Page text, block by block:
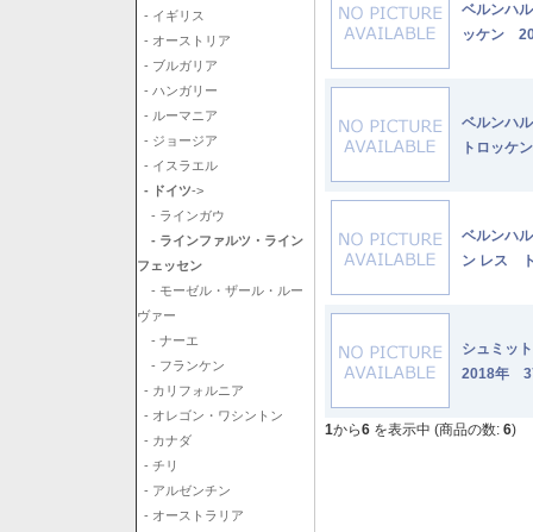
- イギリス
- オーストリア
- ブルガリア
- ハンガリー
- ルーマニア
- ジョージア
- イスラエル
- ドイツ->
- ラインガウ
- ラインファルツ・ライン
フェッセン
- モーゼル・ザール・ルー
ヴァー
- ナーエ
- フランケン
- カリフォルニア
- オレゴン・ワシントン
- カナダ
- チリ
- アルゼンチン
- オーストラリア
ベルンハ
ッケン
ベルンハ
トロッケ
ベルンハ
ン レス
シュミッ
2018年
1から6 を表示中 (商品の数: 6)